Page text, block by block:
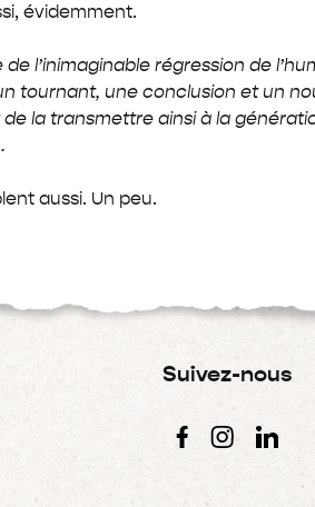
évidemment.
l’inimaginable régression de
tournant, une conclusion et un
la transmettre ainsi à la
aussi. Un peu.
Suivez-nous